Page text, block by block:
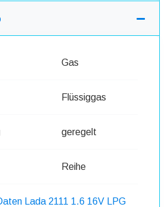
Gas
Flüssiggas
geregelt
Reihe
Lada 2111 1.6 16V LPG